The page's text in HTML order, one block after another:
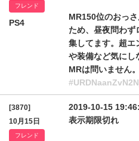
フレンド
PS4
MR150位のおっ
ため、昼夜問わず
集してます。超エ
や装備など気にし
MRは問いません
[3870]
10月15日
フレンド
2019-10-15
表示期限切れ